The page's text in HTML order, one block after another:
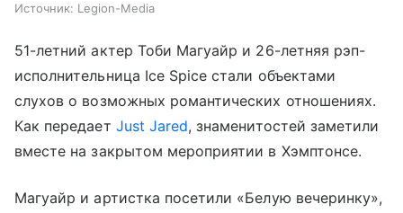
Источник: Legion-Media
51-летний актер Тоби Магуайр и 26-летняя рэп-
исполнительница Ice Spice стали объектами
слухов о возможных романтических отношениях.
Как передает Just Jared, знаменитостей заметили
вместе на закрытом мероприятии в Хэмптонсе.
Магуайр и артистка посетили «Белую вечеринку»,